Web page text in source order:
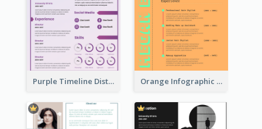
Purple Timeline Distinguished Resume Orange Infographic Consultant Resume